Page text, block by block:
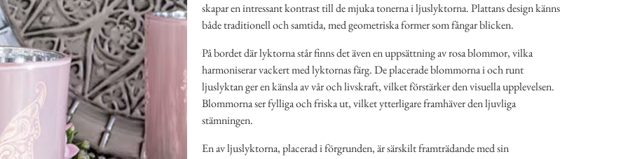
skapar en intressant kontrast till de mjuka tonerna i ljuslyktorna. Plattans design känns
både traditionell och samtida, med geometriska former som fångar blicken.
På bordet där lyktorna står finns det även en uppsättning av rosa blommor, vilka
harmoniserar vackert med lyktornas färg. De placerade blommorna i och runt
ljuslyktan ger en känsla av vår och livskraft, vilket förstärker den visuella upplevelsen.
Blommorna ser fylliga och friska ut, vilket ytterligare framhäver den ljuvliga
stämningen.
En av ljuslyktorna, placerad i förgrunden, är särskilt framträdande med sin